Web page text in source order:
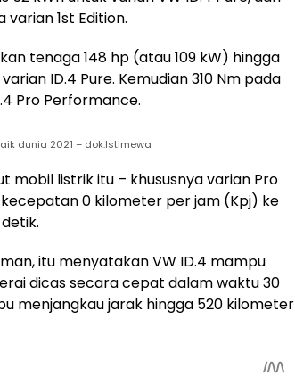
1st Edition.
tenaga 148 hp (atau 109 kW) hingga
ID.4 Pure. Kemudian 310 Nm pada
Pro Performance.
dunia 2021 – dok.Istimewa
mobil listrik itu – khususnya varian Pro
0 kilometer per jam (Kpj) ke
itu menyatakan VW ID.4 mampu
dicas secara cepat dalam waktu 30
menjangkau jarak hingga 520 kilometer